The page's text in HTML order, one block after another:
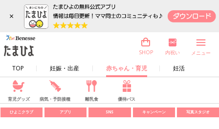
×
TOP 妊娠・出産 赤ちゃん・育児 妊活
SHOP 内祝い メニュー
育児グッズ 病気・予防接種 離乳食 優待パス
ひよこクラブ アプリ SNS キャンペーン 写真スタジオ